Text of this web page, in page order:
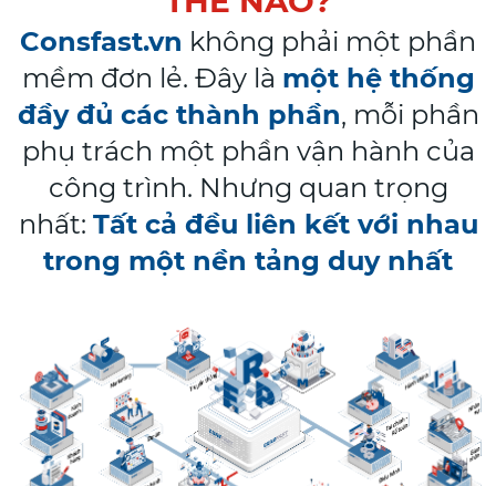
Consfast.vn không phải một phần
mềm đơn lẻ. Đây là một hệ thống
đầy đủ các thành phần, mỗi phần
phụ trách một phần vận hành của
công trình. Nhưng quan trọng
nhất: Tất cả đều liên kết với nhau
trong một nền tảng duy nhất